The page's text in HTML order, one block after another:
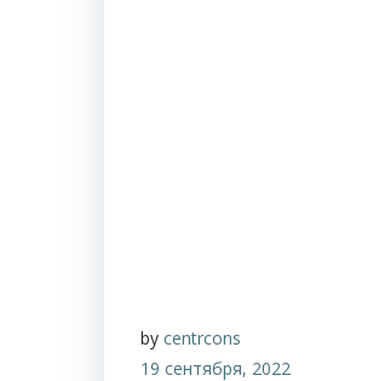
by centrcons
19 сентября, 2022